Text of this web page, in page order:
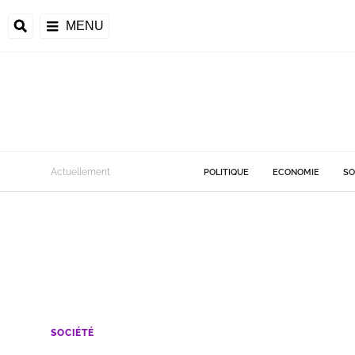
MENU
Actuellement POLITIQUE ECONOMIE
SOCIÉTÉ